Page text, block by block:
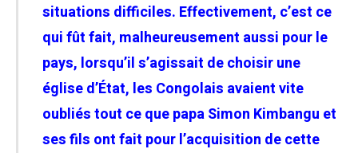
situations difficiles. Effectivement, c’est ce
qui fût fait, malheureusement aussi pour le
pays, lorsqu’il s’agissait de choisir une
église d’État, les Congolais avaient vite
oubliés tout ce que papa Simon Kimbangu et
ses fils ont fait pour l’acquisition de cette